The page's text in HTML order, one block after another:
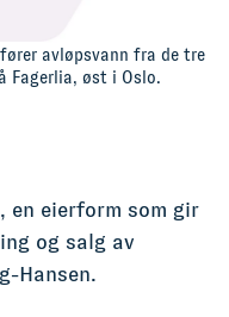
avløpsvann fra de tre
Fagerlia, øst i Oslo.
en eierform som gir
og salg av
Hansen.